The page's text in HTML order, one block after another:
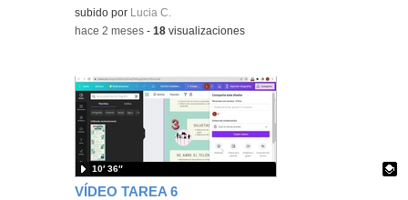
Contenido educativo.
subido por Lucia C.
-hace 2 meses -18 visualizaciones
VÍDEO TAREA 6
10′ 36″